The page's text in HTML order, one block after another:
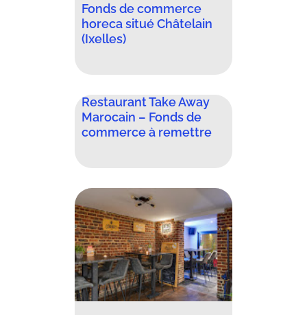
Fonds de commerce
horeca situé Châtelain
(Ixelles)
Restaurant Take Away
Marocain – Fonds de
commerce à remettre